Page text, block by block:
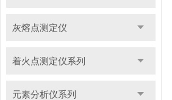
灰熔点测定仪
着火点测定仪系列
元素分析仪系列